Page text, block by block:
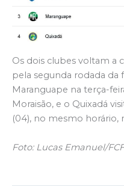
Os dois clubes voltam a
pela segunda rodada da
Maranguape na terça-
Moraisão, e o Quixadá
(04), no mesmo horário,
Foto: Lucas Emanuel/FCF